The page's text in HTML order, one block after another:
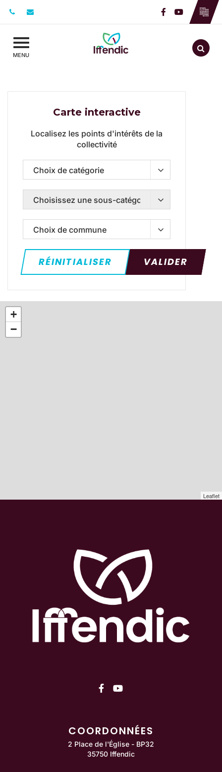
Lien vers le
Lien vers
MENU Aller
CARTE
320 résultats
Carte interactive
Localisez les points d'intérêts de la
collectivité
Qui ?
Quoi ?
Où ?
RÉINITIALISER VALIDER
+
−
Leaflet
Lien vers le compte
Lien vers la chaîne
COORDONNÉES
2 Place de l'Église - BP32
35750 Iffendic